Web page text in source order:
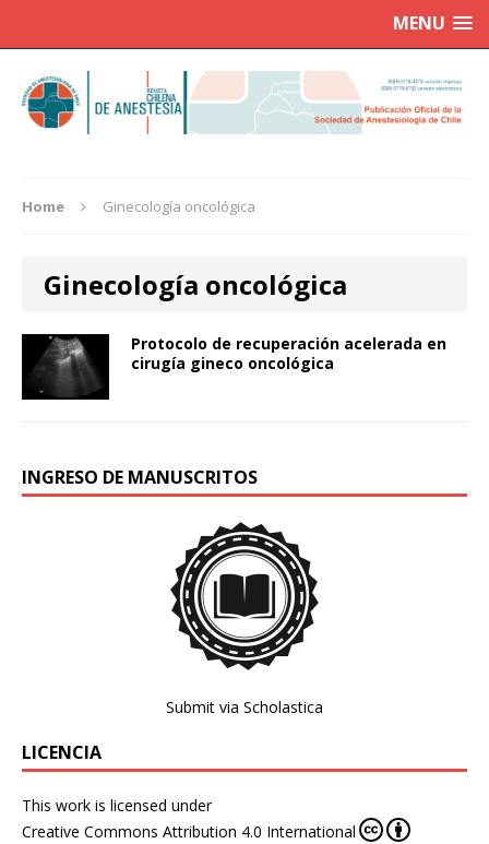
MENU
Home Ginecología oncológica
Ginecología oncológica
Protocolo de recuperación acelerada en
cirugía gineco oncológica
INGRESO DE MANUSCRITOS
Submit via Scholastica
LICENCIA
This work is licensed under
Creative Commons Attribution 4.0 International